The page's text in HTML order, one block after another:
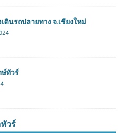
ดินรถปลายทาง จ.เชียงใหม่
ทัวร์
วร์